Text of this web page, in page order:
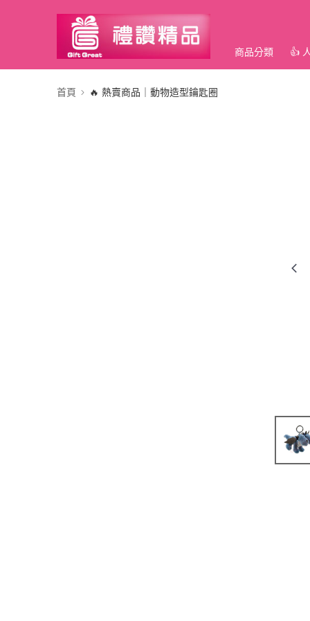
商品分類 👍
首頁 🔥 熱賣商品｜動物造型鑰匙圈